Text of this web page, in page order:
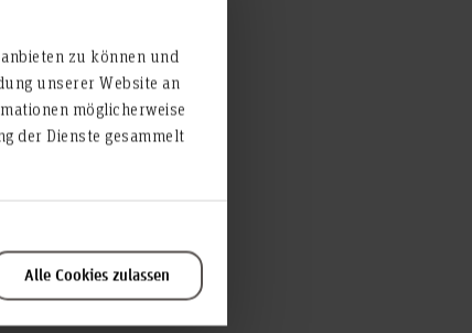
zu können und
unserer Website an
möglicherweise
der Dienste gesammelt
Alle Cookies zulassen